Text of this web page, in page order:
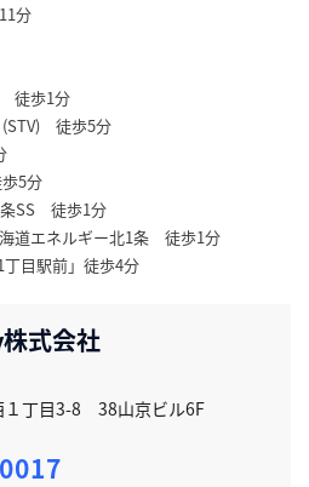
分
徒歩1分
(STV) 徒歩5分
5分
条SS 徒歩1分
道エネルギー北1条 徒歩1分
目駅前」徒歩4分
式会社
１丁目3-8 38山京ビル6F